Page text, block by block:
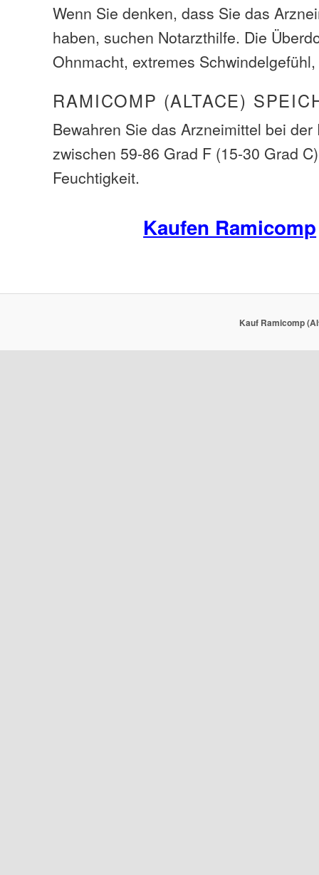
Wenn Sie denken, dass Sie das
haben, suchen Notarzthilfe. Die
Ohnmacht, extremes
RAMICOMP (ALTACE)
Bewahren Sie das Arzneimittel bei
zwischen 59-86 Grad F (15-30 Grad
Feuchtigkeit.
Kaufen Ramicomp
Kauf Ramicomp